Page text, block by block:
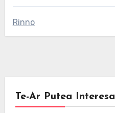
Rinno
Te-Ar Putea Interesa